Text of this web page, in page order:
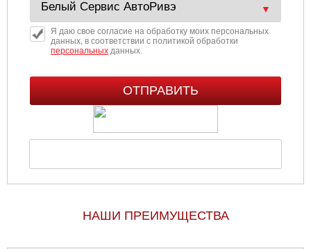
Я даю свое согласие на обработку моих персональных
данных, в соответствии с политикой обработки
персональныхданных.
НАШИ ПРЕИМУЩЕСТВА